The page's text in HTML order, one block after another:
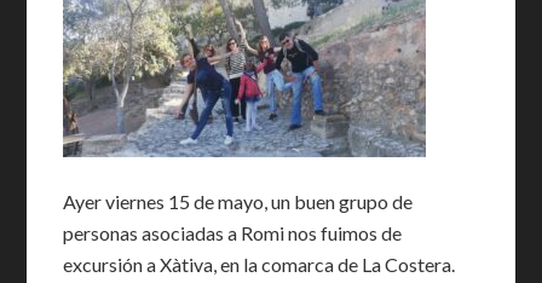
Ayer viernes 15 de mayo, un buen grupo de
personas asociadas a Romi nos fuimos de
excursión a Xàtiva, en la comarca de La Costera.